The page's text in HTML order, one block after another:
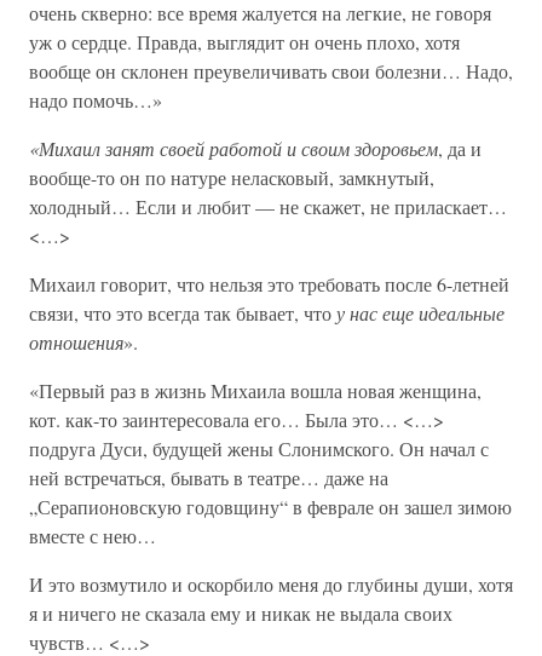
очень скверно: все время жалуется на легкие, не говоря
уж о сердце. Правда, выглядит он очень плохо, хотя
вообще он склонен преувеличивать свои болезни… Надо,
надо помочь…»
«Михаил занят своей работой и своим здоровьем, да и
вообще-то он по натуре неласковый, замкнутый,
холодный… Если и любит — не скажет, не приласкает…
<…>
Михаил говорит, что нельзя это требовать после 6-летней
связи, что это всегда так бывает, чтоу нас еще идеальные
отношения».
«Первый раз в жизнь Михаила вошла новая женщина,
кот. как-то заинтересовала его… Была это… <…>
подруга Дуси, будущей жены Слонимского. Он начал с
ней встречаться, бывать в театре… даже на
„Серапионовскую годовщину“ в феврале он зашел зимою
вместе с нею…
И это возмутило и оскорбило меня до глубины души, хотя
я и ничего не сказала ему и никак не выдала своих
чувств… <…>